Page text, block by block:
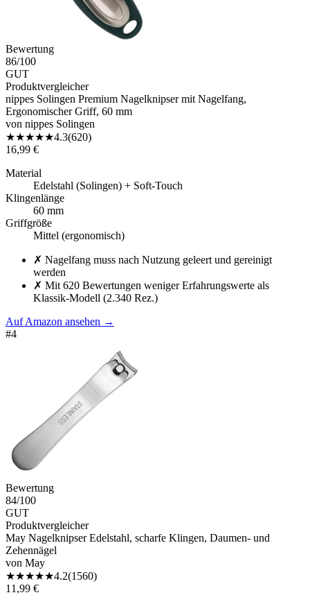
Bewertung
86/100
GUT
Produktvergleicher
nippes Solingen Premium Nagelknipser mit Nagelfang,
Ergonomischer Griff, 60 mm
von nippes Solingen
★★★★★4.3(620)
16,99 €
Material
Edelstahl (Solingen) + Soft-Touch
Klingenlänge
60 mm
Griffgröße
Mittel (ergonomisch)
✗ Nagelfang muss nach Nutzung geleert und gereinigt
werden
✗ Mit 620 Bewertungen weniger Erfahrungswerte als
Klassik-Modell (2.340 Rez.)
Auf Amazon ansehen →
#4
Bewertung
84/100
GUT
Produktvergleicher
May Nagelknipser Edelstahl, scharfe Klingen, Daumen- und
Zehennägel
von May
★★★★★4.2(1560)
11,99 €